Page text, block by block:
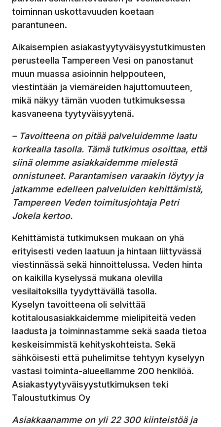
toiminnan uskottavuuden koetaan
parantuneen.
Aikaisempien asiakastyytyväisyystutkimusten
perusteella Tampereen Vesi on panostanut
muun muassa asioinnin helppouteen,
viestintään ja viemäreiden hajuttomuuteen,
mikä näkyy tämän vuoden tutkimuksessa
kasvaneena tyytyväisyytenä.
– Tavoitteena on pitää palveluidemme laatu
korkealla tasolla. Tämä tutkimus osoittaa, että
siinä olemme asiakkaidemme mielestä
onnistuneet. Parantamisen varaakin löytyy ja
jatkamme edelleen palveluiden kehittämistä,
Tampereen Veden toimitusjohtaja Petri
Jokela kertoo.
Kehittämistä tutkimuksen mukaan on yhä
erityisesti veden laatuun ja hintaan liittyvässä
viestinnässä sekä hinnoittelussa. Veden hinta
on kaikilla kyselyssä mukana olevilla
vesilaitoksilla tyydyttävällä tasolla.
Kyselyn tavoitteena oli selvittää
kotitalousasiakkaidemme mielipiteitä veden
laadusta ja toiminnastamme sekä saada tietoa
keskeisimmistä kehityskohteista. Sekä
sähköisesti että puhelimitse tehtyyn kyselyyn
vastasi toiminta-alueellamme 200 henkilöä.
Asiakastyytyväisyystutkimuksen teki
Taloustutkimus Oy
Asiakkaanamme on yli 22 300 kiinteistöä ja